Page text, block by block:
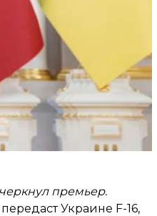
премьер.
Украине F-16,